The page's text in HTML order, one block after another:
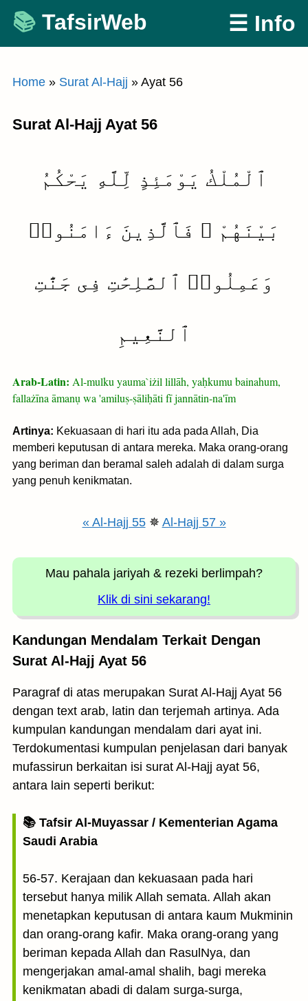
Skip
content
TafsirWeb ☰ Info
Home » Surat Al-Hajj » Ayat 56
Surat Al-Hajj Ayat 56
ٱلْمُلْكُ يَوْمَئِذٍ لِّلَّهِ يَحْكُمُ
بَيْنَهُمْ ۚ فَٱلَّذِينَ ءَامَنُوا۟
وَعَمِلُوا۟ ٱلصَّٰلِحَٰتِ فِى جَنَّٰتِ
ٱلنَّعِيمِ
Arab-Latin: Al-mulku yauma`iżil lillāh, yaḥkumu bainahum,
fallażīna āmanụ wa 'amiluṣ-ṣāliḥāti fī jannātin-na'īm
Artinya: Kekuasaan di hari itu ada pada Allah, Dia
memberi keputusan di antara mereka. Maka orang-orang
yang beriman dan beramal saleh adalah di dalam surga
yang penuh kenikmatan.
« Al-Hajj 55✵ Al-Hajj 57 »
Mau pahala jariyah & rezeki berlimpah?
Klik di sini sekarang!
Kandungan Mendalam Terkait Dengan
Surat Al-Hajj Ayat 56
Paragraf di atas merupakan Surat Al-Hajj Ayat 56
dengan text arab, latin dan terjemah artinya. Ada
kumpulan kandungan mendalam dari ayat ini.
Terdokumentasi kumpulan penjelasan dari banyak
mufassirun berkaitan isi surat Al-Hajj ayat 56,
antara lain seperti berikut:
📚 Tafsir Al-Muyassar / Kementerian Agama
Saudi Arabia
56-57. Kerajaan dan kekuasaan pada hari
tersebut hanya milik Allah semata. Allah akan
menetapkan keputusan di antara kaum Mukminin
dan orang-orang kafir. Maka orang-orang yang
beriman kepada Allah dan RasulNya, dan
mengerjakan amal-amal shalih, bagi mereka
kenikmatan abadi di dalam surga-surga,